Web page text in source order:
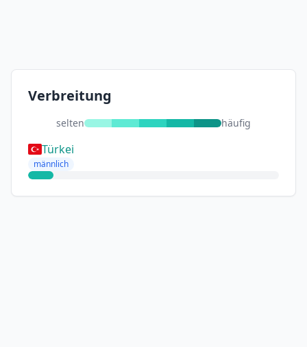
Verbreitung
selten häufig
Türkei
männlich